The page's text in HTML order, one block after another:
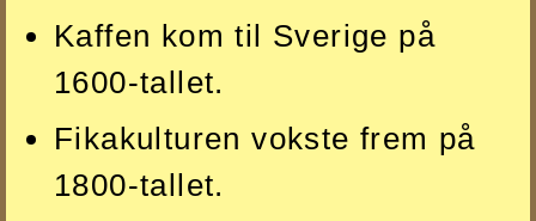
Kaffen kom til Sverige på
1600-tallet.
Fikakulturen vokste frem på
1800-tallet.